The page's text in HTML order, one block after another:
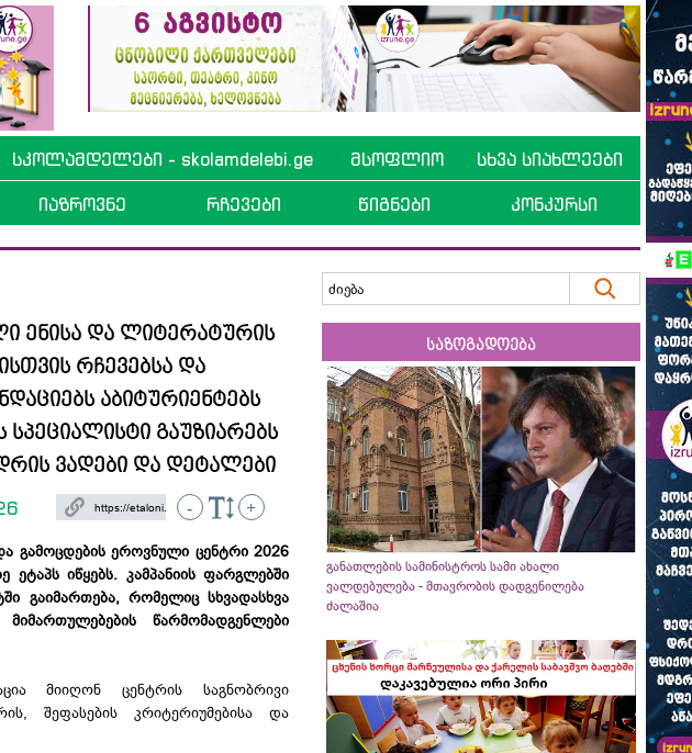
სკოლამდელები - skolamdelebi.ge მსოფლიო სხვა სიახლეები
იაზროვნე რჩევები წიგნები კონკურსი
ენისა და ლიტერატურის
რჩევებსა და
აბიტურიენტებს
სპეციალისტი გაუზიარებს
ვადები და დეტალები
- +
გამოცდების ეროვნული ცენტრი 2026
იწყებს. კამპანიის ფარგლებში
გაიმართება, რომელიც სხვადასხვა
წარმომადგენლები
მიიღონ ცენტრის საგნობრივი
შეფასების კრიტერიუმებისა და
საზოგადოება
განათლების სამინისტროს სამი ახალი
ვალდებულება - მთავრობის დადგენილება
ძალაშია